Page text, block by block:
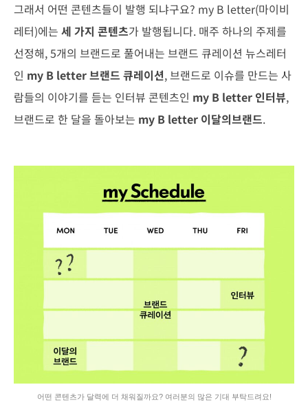
그래서 어떤 콘텐츠들이 발행 되냐구요? my B letter(마이비
레터)에는 세 가지 콘텐츠가 발행됩니다. 매주 하나의 주제를
선정해, 5개의 브랜드로 풀어내는 브랜드 큐레이션 뉴스레터
인 my B letter 브랜드 큐레이션, 브랜드로 이슈를 만드는 사
람들의 이야기를 듣는 인터뷰 콘텐츠인 my B letter 인터뷰,
브랜드로 한 달을 돌아보는 my B letter 이달의브랜드.
어떤 콘텐츠가 달력에 더 채워질까요? 여러분의 많은 기대 부탁드려요!